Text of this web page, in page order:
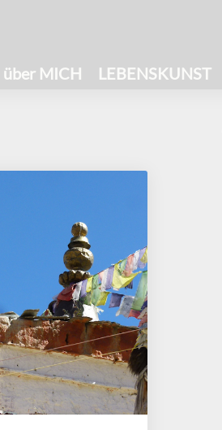
über MICH LEBENSKUNST